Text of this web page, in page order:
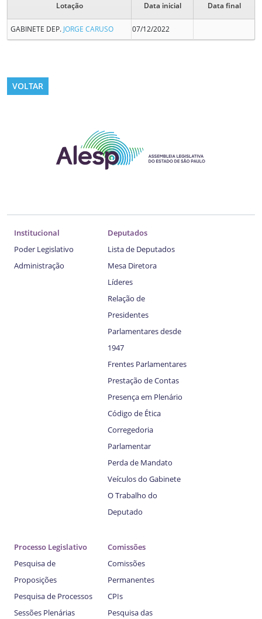
Lotação Data inicial Data final
GABINETE DEP. JORGE CARUSO 07/12/2022
VOLTAR
Institucional
Poder Legislativo
Administração
Deputados
Lista de Deputados
Mesa Diretora
Líderes
Relação de
Presidentes
Parlamentares desde
1947
Frentes Parlamentares
Prestação de Contas
Presença em Plenário
Código de Ética
Corregedoria
Parlamentar
Perda de Mandato
Veículos do Gabinete
O Trabalho do
Deputado
Processo Legislativo
Pesquisa de
Proposições
Pesquisa de Processos
Sessões Plenárias
Comissões
Comissões
Permanentes
CPIs
Pesquisa das